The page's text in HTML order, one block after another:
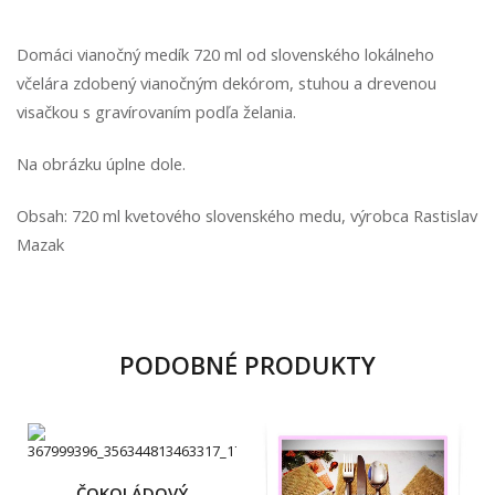
Domáci vianočný medík 720 ml od slovenského lokálneho
včelára zdobený vianočným dekórom, stuhou a drevenou
visačkou s gravírovaním podľa želania.
Na obrázku úplne dole.
Obsah: 720 ml kvetového slovenského medu, výrobca Rastislav
Mazak
PODOBNÉ PRODUKTY